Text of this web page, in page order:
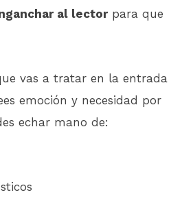
al lector para que
vas a tratar en la entrada
emoción y necesidad por
echar mano de: